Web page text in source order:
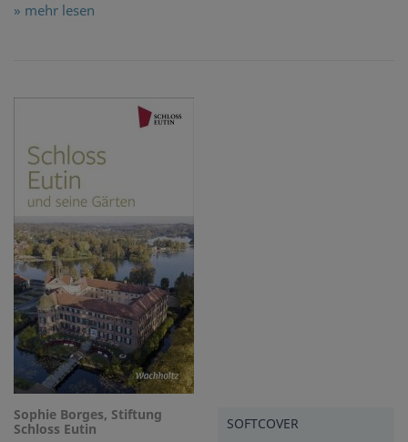
» mehr lesen
Sophie Borges, Stiftung
Schloss Eutin
SOFTCOVER